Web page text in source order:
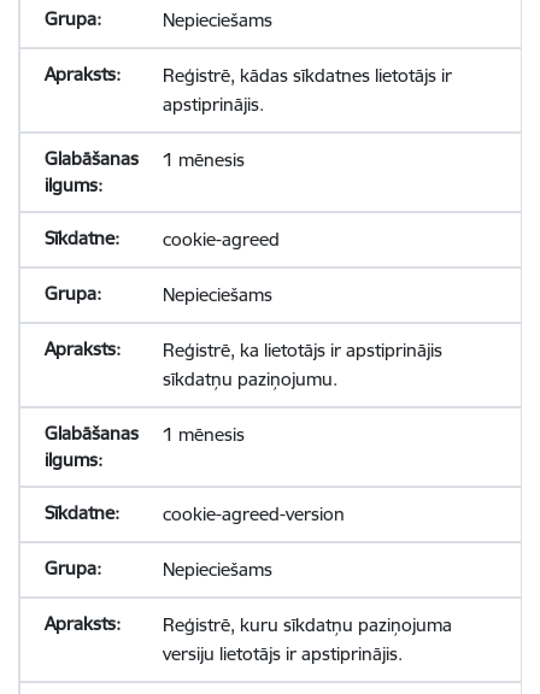
Nepieciešams
Reģistrē, kādas sīkdatnes lietotājs ir
apstiprinājis.
1 mēnesis
cookie-agreed
Nepieciešams
Reģistrē, ka lietotājs ir apstiprinājis
sīkdatņu paziņojumu.
1 mēnesis
cookie-agreed-version
Nepieciešams
Reģistrē, kuru sīkdatņu paziņojuma
versiju lietotājs ir apstiprinājis.